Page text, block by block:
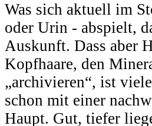
Was sich aktuell im
oder Urin - abspielt,
Auskunft. Dass aber
Kopfhaare, den
„archivieren“, ist
schon mit einer
Haupt. Gut, tiefer